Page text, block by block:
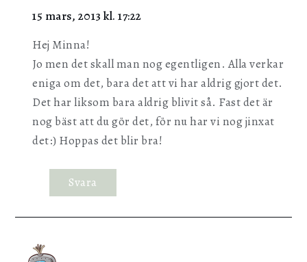
15 mars, 2013 kl. 17:22
Hej Minna!
Jo men det skall man nog egentligen. Alla verkar
eniga om det, bara det att vi har aldrig gjort det.
Det har liksom bara aldrig blivit så. Fast det är
nog bäst att du gör det, för nu har vi nog jinxat
det:) Hoppas det blir bra!
Svara